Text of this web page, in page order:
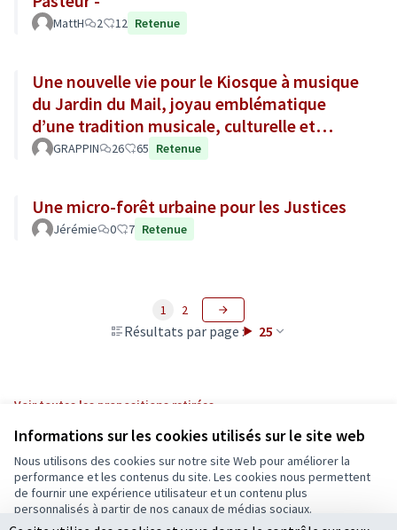
Informations sur les cookies utilisés sur le site web
Nous utilisons des cookies sur notre site Web pour améliorer la
performance et les contenus du site. Les cookies nous permettent
de fournir une expérience utilisateur et un contenu plus
personnalisés à partir de nos canaux de médias sociaux.
MattH 2 12 Retenue
Une nouvelle vie pour le Kiosque à musique
du Jardin du Mail, joyau emblématique
d’une tradition musicale, culturelle et
sociale de la ville d’Angers.
GRAPPIN 26 65 Retenue
Une micro-forêt urbaine pour les Justices
Jérémie 0 7 Retenue
Résultats par page : 25
1 2
Voir toutes les propositions retirées
Conditions d'utilisation
Paramètres des cookies
Ecrivons Angers sur X
(Lien externe)
Ecrivons Angers sur Facebook
(Lien externe)